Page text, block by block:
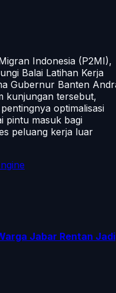
Indonesia (P2MI),
Balai Latihan Kerja
Gubernur Banten
kunjungan tersebut,
optimalisasi
pintu masuk bagi
peluang kerja luar
Jabar Rentan Jadi